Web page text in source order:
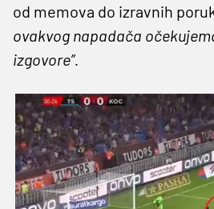
od memova do izravnih
ovakvog napadača
izgovore”.